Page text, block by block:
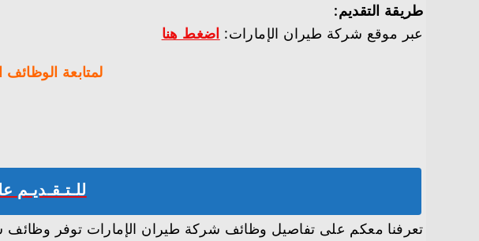
طريقة التقديم:
عبر موقع شركة طيران الإمارات: اضغط هنا
لمتابعة الوظائف
للـتـقـديـم
تعرفنا معكم على تفاصيل وظائف شركة طيران الإمارات توفر وظائف